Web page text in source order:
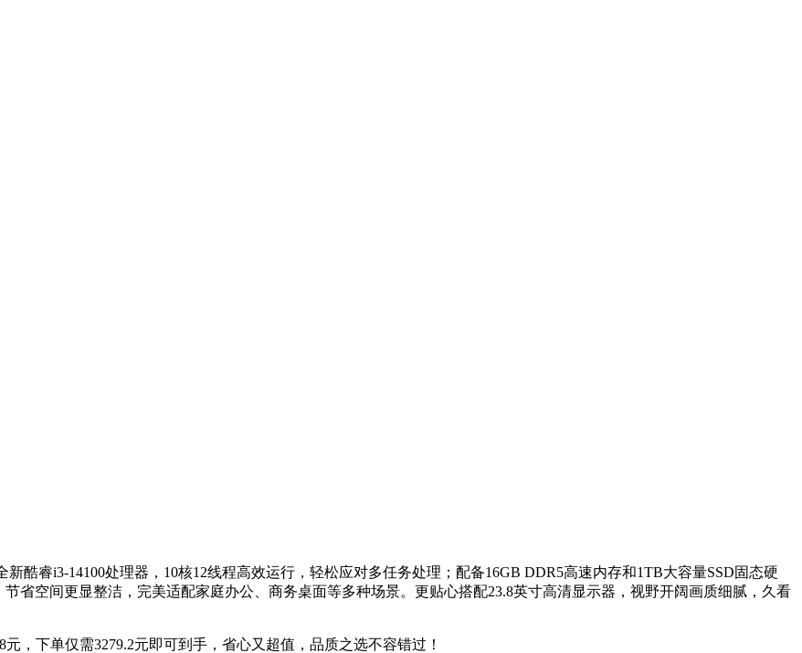
酷睿i3-14100处理器，10核12线程高效运行，轻松应对多任务处理；配备16GB DDR5高速内存和1TB大容量SSD固态硬
省空间更显整洁，完美适配家庭办公、商务桌面等多种场景。更贴心搭配23.8英寸高清显示器，视野开阔画质细腻，久看
，下单仅需3279.2元即可到手，省心又超值，品质之选不容错过！